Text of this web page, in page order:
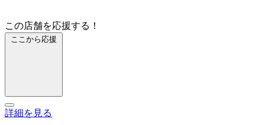
この店舗を応援する！
ここから応援
詳細を見る